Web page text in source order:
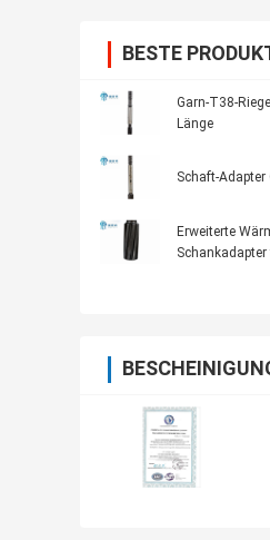
BESTE
Garn-T38-
Länge
Schaft-
Erweiterte